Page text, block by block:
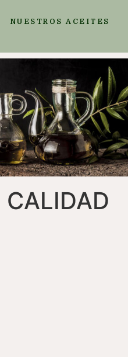
NUESTROS ACEITES
CALIDAD